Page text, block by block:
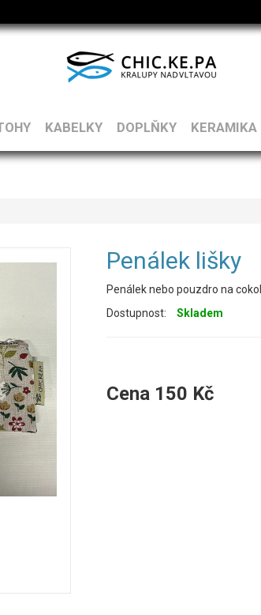
KABELKY DOPLŇKY KERAMIKA
Penálek lišky
Penálek nebo pouzdro na
Dostupnost:
Skladem
Cena 150 Kč